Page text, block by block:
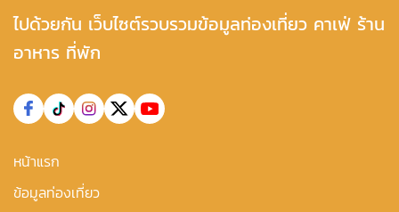
ไปด้วยกัน เว็บไซต์รวบรวมข้อมูลท่องเที่ยว คาเฟ่ ร้าน
อาหาร ที่พัก
หน้าแรก
ข้อมูลท่องเที่ยว